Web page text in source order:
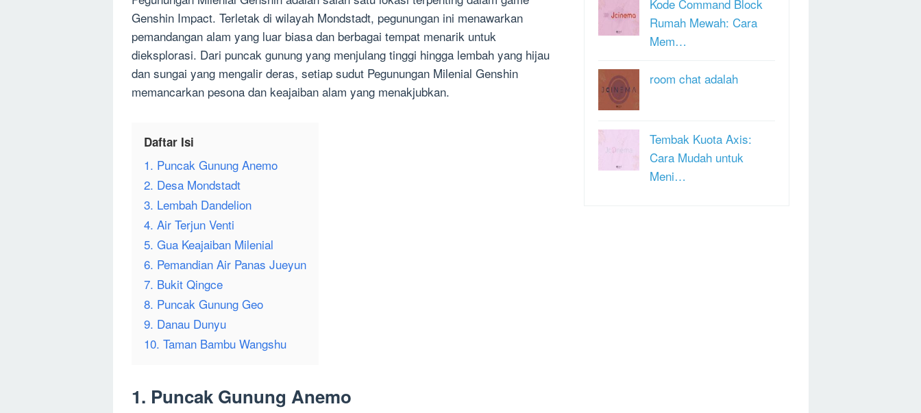
Genshin Impact. Terletak di wilayah Mondstadt, pegunungan ini menawarkan
pemandangan alam yang luar biasa dan berbagai tempat menarik untuk
dieksplorasi. Dari puncak gunung yang menjulang tinggi hingga lembah yang hijau
dan sungai yang mengalir deras, setiap sudut Pegunungan Milenial Genshin
memancarkan pesona dan keajaiban alam yang menakjubkan.
Daftar Isi
1. Puncak Gunung Anemo
2. Desa Mondstadt
3. Lembah Dandelion
4. Air Terjun Venti
5. Gua Keajaiban Milenial
6. Pemandian Air Panas Jueyun
7. Bukit Qingce
8. Puncak Gunung Geo
9. Danau Dunyu
10. Taman Bambu Wangshu
1. Puncak Gunung Anemo
Kode Command Block
Rumah Mewah: Cara
Mem…
room chat adalah
Tembak Kuota Axis:
Cara Mudah untuk
Meni…